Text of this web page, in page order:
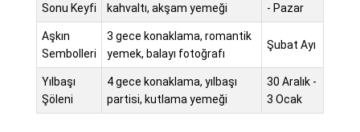
Sonu Keyfi
kahvaltı, akşam yemeği
- Pazar
Aşkın
Sembolleri
3 gece konaklama, romantik
yemek, balayı fotoğrafı
Şubat Ayı
Yılbaşı
Şöleni
4 gece konaklama, yılbaşı
partisi, kutlama yemeği
30 Aralık -
3 Ocak